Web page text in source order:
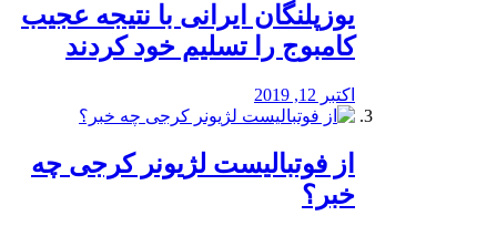
یوزپلنگان ایرانی با نتیجه عجیب
کامبوج را تسلیم خود کردند
اکتبر 12, 2019
از فوتبالیست لژیونر کرجی چه
خبر؟